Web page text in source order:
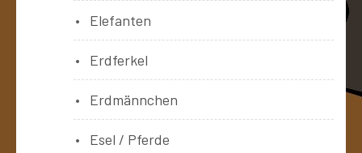
Elefanten
Erdferkel
Erdmännchen
Esel / Pferde